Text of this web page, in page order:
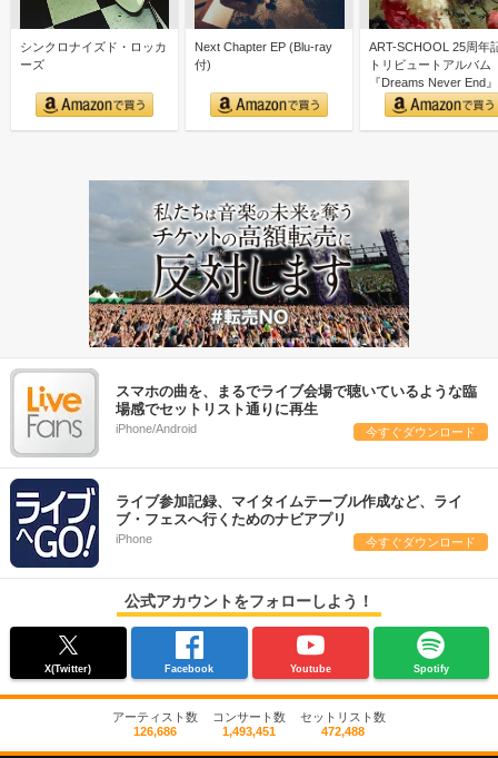
シンクロナイズド・ロッカ
ーズ
Next Chapter EP (Blu-ray
付)
ART-SCHOOL 25周年
トリビュートアルバム
『Dreams Never End』
スマホの曲を、まるでライブ会場で聴いているような臨
場感でセットリスト通りに再生
iPhone/Android 今すぐダウンロード
ライブ参加記録、マイタイムテーブル作成など、ライ
ブ・フェスへ行くためのナビアプリ
iPhone 今すぐダウンロード
公式アカウントをフォローしよう！
X(Twitter) Facebook Youtube Spotify
アーティスト数
126,686
コンサート数
1,493,451
セットリスト数
472,488